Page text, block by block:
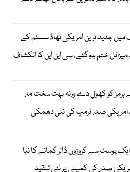
میں جدید ترین امریکی تھاڈ سسٹم کے
ہرمز کو کھول دے ورنہ بہت سخت مار
صدر ٹرمپ کی نئی دھمکی
پوسٹ سے کروڑوں ڈالر کمانے کا نیا
صدر کی کمپنی پر نئی تنقید